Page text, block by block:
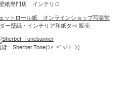
紙専門店 インテリロ
ー壁紙・インテリア和紙タぺ 販売
貨 Sherbet Tone(ｼｬｰﾍﾞｯﾄﾄｰﾝ)